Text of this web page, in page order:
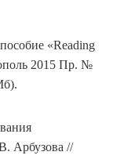
«Reading
2015 Пр. №
Арбузова //